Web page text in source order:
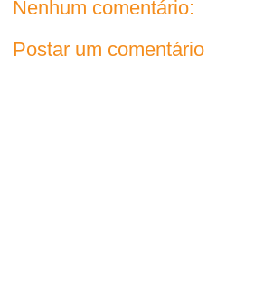
Nenhum comentário:
Postar um comentário